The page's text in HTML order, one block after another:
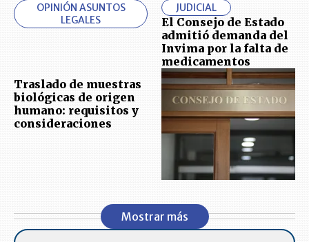
OPINIÓN ASUNTOS
LEGALES
Traslado de muestras
biológicas de origen
humano: requisitos y
consideraciones
JUDICIAL
El Consejo de Estado
admitió demanda del
Invima por la falta de
medicamentos
Mostrar más